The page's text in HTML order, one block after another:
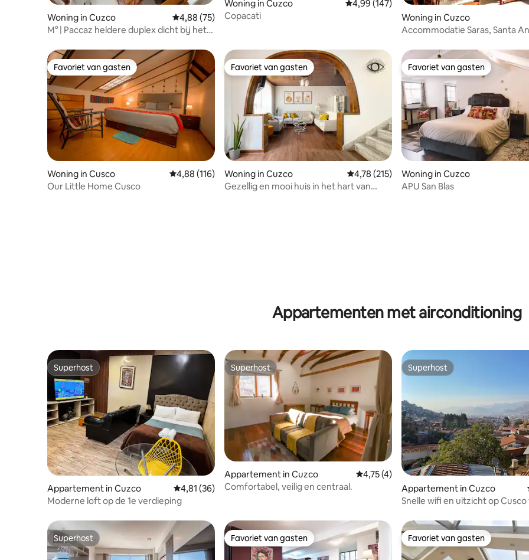
Woning in Cuzco Gemiddelde beoordeling van 4,88 uit 5, 75 recensies
4,88 (75)
M° | Paccaz heldere duplex dicht bij het
Woning in Cuzco Gemiddelde beoordeling van 4,99 uit 5, 147
4,99 (147)
Copacati
Woning in Cuzco
Accommodatie Saras, Santa
Favoriet van gasten
Favoriet van gasten
Woning in Cusco Gemiddelde beoordeling van 4,88 uit 5, 116 recensies
4,88 (116)
Our Little Home Cusco
Favoriet van gasten
Favoriet van gasten
Woning in Cuzco Gemiddelde beoordeling van 4,78 uit 5, 215
4,78 (215)
Gezellig en mooi huis in het hart van
Favoriet van gasten
Favoriet van gasten
Woning in Cuzco
APU San Blas
Appartementen met airconditioning
Superhost
Superhost
Appartement in Cuzco Gemiddelde beoordeling van 4,81 uit 5, 36 recensies
4,81 (36)
Moderne loft op de 1e verdieping
Superhost
Superhost
Appartement in Cuzco Gemiddelde beoordeling van 4,75 uit 5, 4
4,75 (4)
Comfortabel, veilig en centraal.
Superhost
Superhost
Appartement in Cuzco
Snelle wifi en uitzicht op
Superhost
Superhost Favoriet van gasten
Favoriet van gasten Favoriet van gasten
Favoriet van gasten